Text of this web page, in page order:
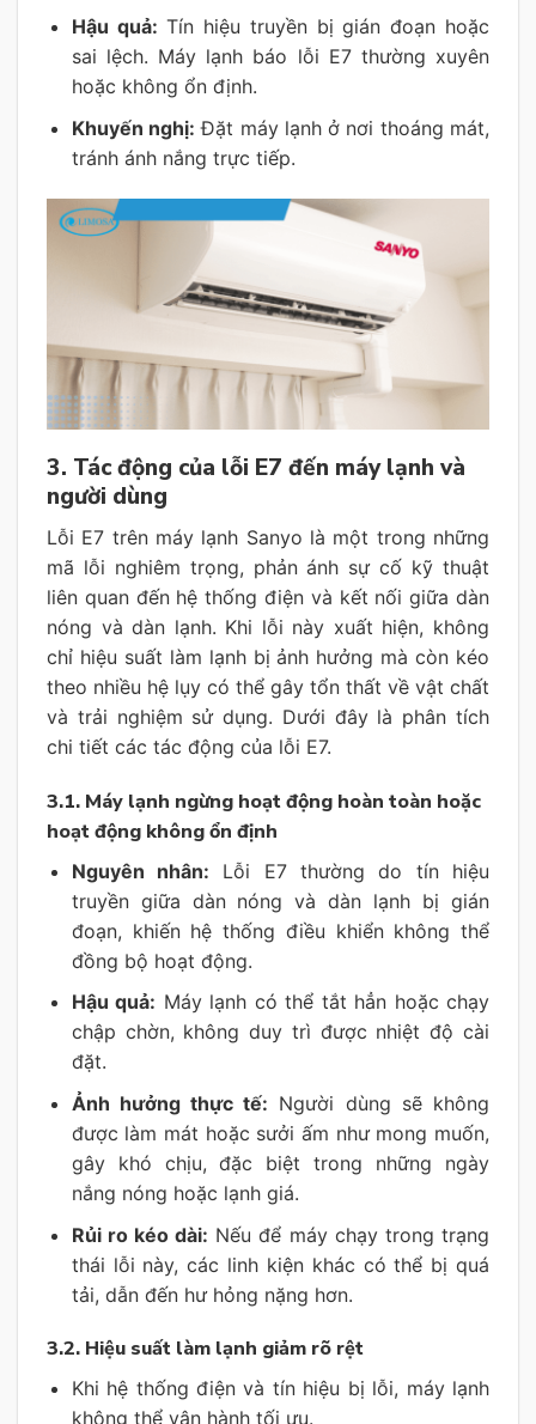
Hậu quả: Tín hiệu truyền bị gián đoạn hoặc
sai lệch. Máy lạnh báo lỗi E7 thường xuyên
hoặc không ổn định.
Khuyến nghị: Đặt máy lạnh ở nơi thoáng mát,
tránh ánh nắng trực tiếp.
3. Tác động của lỗi E7 đến máy lạnh và
người dùng
Lỗi E7 trên máy lạnh Sanyo là một trong những
mã lỗi nghiêm trọng, phản ánh sự cố kỹ thuật
liên quan đến hệ thống điện và kết nối giữa dàn
nóng và dàn lạnh. Khi lỗi này xuất hiện, không
chỉ hiệu suất làm lạnh bị ảnh hưởng mà còn kéo
theo nhiều hệ lụy có thể gây tổn thất về vật chất
và trải nghiệm sử dụng. Dưới đây là phân tích
chi tiết các tác động của lỗi E7.
3.1. Máy lạnh ngừng hoạt động hoàn toàn hoặc
hoạt động không ổn định
Nguyên nhân: Lỗi E7 thường do tín hiệu
truyền giữa dàn nóng và dàn lạnh bị gián
đoạn, khiến hệ thống điều khiển không thể
đồng bộ hoạt động.
Hậu quả: Máy lạnh có thể tắt hẳn hoặc chạy
chập chờn, không duy trì được nhiệt độ cài
đặt.
Ảnh hưởng thực tế: Người dùng sẽ không
được làm mát hoặc sưởi ấm như mong muốn,
gây khó chịu, đặc biệt trong những ngày
nắng nóng hoặc lạnh giá.
Rủi ro kéo dài: Nếu để máy chạy trong trạng
thái lỗi này, các linh kiện khác có thể bị quá
tải, dẫn đến hư hỏng nặng hơn.
3.2. Hiệu suất làm lạnh giảm rõ rệt
Khi hệ thống điện và tín hiệu bị lỗi, máy lạnh
không thể vận hành tối ưu.